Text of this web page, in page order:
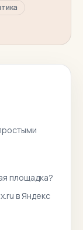
площадка?
в Яндекс